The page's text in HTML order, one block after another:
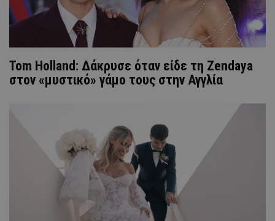
Tom Holland: Δάκρυσε όταν είδε τη Zendaya
στον «μυστικό» γάμο τους στην Αγγλία